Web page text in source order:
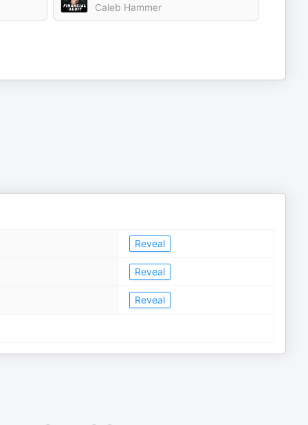
Caleb Hammer
Reveal
Reveal
Reveal